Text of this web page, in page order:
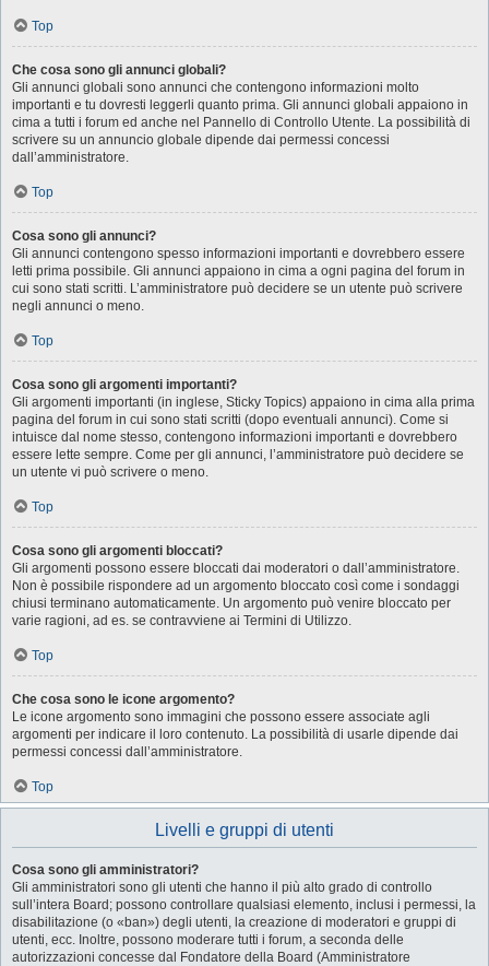
Top
Che cosa sono gli annunci globali?
Gli annunci globali sono annunci che contengono informazioni molto
importanti e tu dovresti leggerli quanto prima. Gli annunci globali appaiono in
cima a tutti i forum ed anche nel Pannello di Controllo Utente. La possibilità di
scrivere su un annuncio globale dipende dai permessi concessi
dall’amministratore.
Top
Cosa sono gli annunci?
Gli annunci contengono spesso informazioni importanti e dovrebbero essere
letti prima possibile. Gli annunci appaiono in cima a ogni pagina del forum in
cui sono stati scritti. L’amministratore può decidere se un utente può scrivere
negli annunci o meno.
Top
Cosa sono gli argomenti importanti?
Gli argomenti importanti (in inglese, Sticky Topics) appaiono in cima alla prima
pagina del forum in cui sono stati scritti (dopo eventuali annunci). Come si
intuisce dal nome stesso, contengono informazioni importanti e dovrebbero
essere lette sempre. Come per gli annunci, l’amministratore può decidere se
un utente vi può scrivere o meno.
Top
Cosa sono gli argomenti bloccati?
Gli argomenti possono essere bloccati dai moderatori o dall’amministratore.
Non è possibile rispondere ad un argomento bloccato così come i sondaggi
chiusi terminano automaticamente. Un argomento può venire bloccato per
varie ragioni, ad es. se contravviene ai Termini di Utilizzo.
Top
Che cosa sono le icone argomento?
Le icone argomento sono immagini che possono essere associate agli
argomenti per indicare il loro contenuto. La possibilità di usarle dipende dai
permessi concessi dall’amministratore.
Top
Livelli e gruppi di utenti
Cosa sono gli amministratori?
Gli amministratori sono gli utenti che hanno il più alto grado di controllo
sull’intera Board; possono controllare qualsiasi elemento, inclusi i permessi, la
disabilitazione (o «ban») degli utenti, la creazione di moderatori e gruppi di
utenti, ecc. Inoltre, possono moderare tutti i forum, a seconda delle
autorizzazioni concesse dal Fondatore della Board (Amministratore